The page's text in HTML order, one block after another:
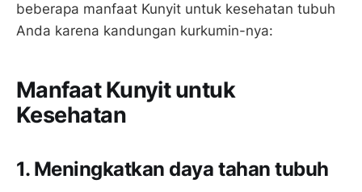
beberapa manfaat Kunyit untuk kesehatan tubuh
Anda karena kandungan kurkumin-nya:
Manfaat Kunyit untuk
Kesehatan
1. Meningkatkan daya tahan tubuh